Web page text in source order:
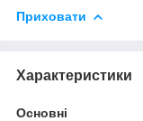
Приховати
Характеристики
Основні